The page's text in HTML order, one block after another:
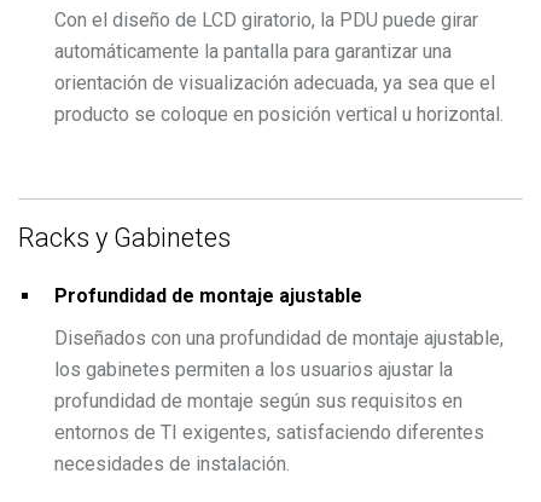
Con el diseño de LCD giratorio, la PDU puede girar
automáticamente la pantalla para garantizar una
orientación de visualización adecuada, ya sea que el
producto se coloque en posición vertical u horizontal.
Racks y Gabinetes
Profundidad de montaje ajustable
Diseñados con una profundidad de montaje ajustable,
los gabinetes permiten a los usuarios ajustar la
profundidad de montaje según sus requisitos en
entornos de TI exigentes, satisfaciendo diferentes
necesidades de instalación.